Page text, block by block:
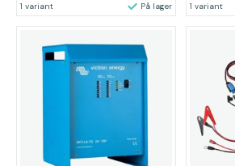
1 variant På lager 1 variant